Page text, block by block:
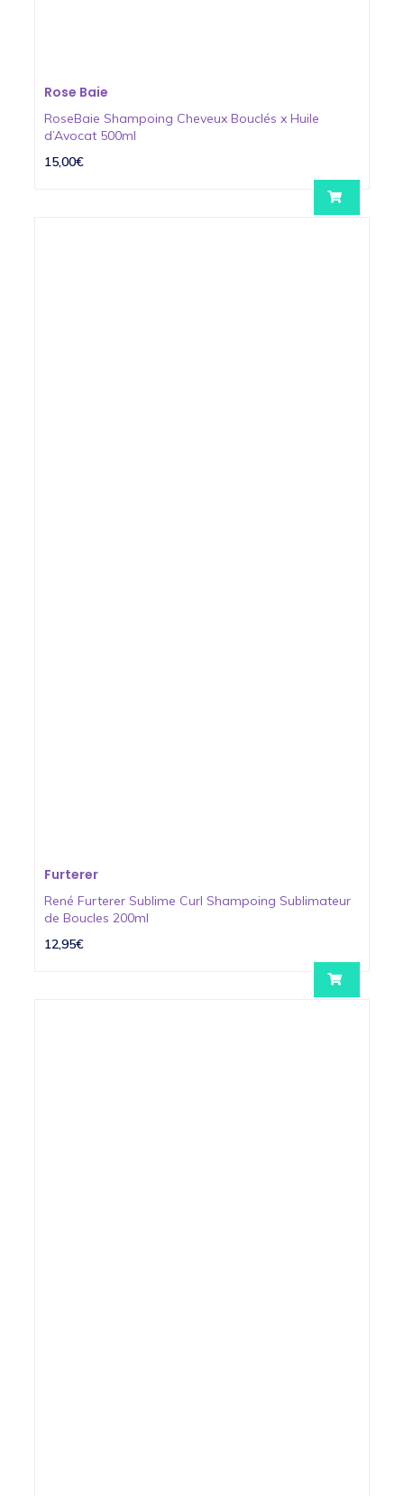
Rose Baie
RoseBaie Shampoing Cheveux Bouclés x Huile
d’Avocat 500ml
15,00€
Furterer
René Furterer Sublime Curl Shampoing Sublimateur
de Boucles 200ml
12,95€